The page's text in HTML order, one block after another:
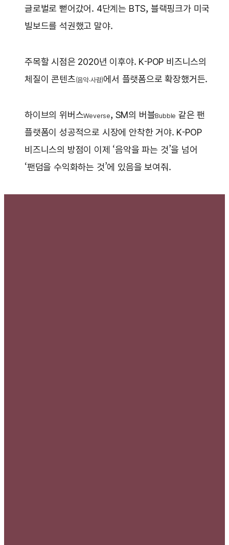
글로벌로 뻗어갔어. 4단계는 BTS, 블랙핑크가 미국
빌보드를 석권했고 말야.
주목할 시점은 2020년 이후야. K-POP 비즈니스의
체질이 콘텐츠(음악·사람)에서 플랫폼으로 확장했거든.
하이브의 위버스Weverse, SM의 버블Bubble 같은 팬
플랫폼이 성공적으로 시장에 안착한 거야. K-POP
비즈니스의 방점이 이제 ‘음악을 파는 것’을 넘어
‘팬덤을 수익화하는 것’에 있음을 보여줘.